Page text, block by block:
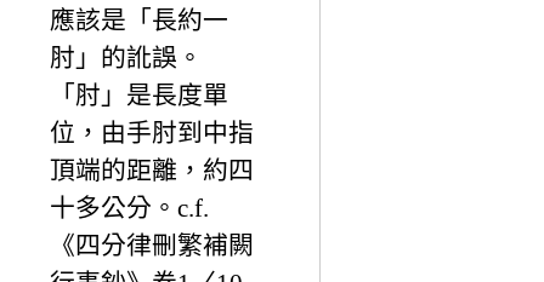
應該是「長約一
肘」的訛誤。
「肘」是長度單
位，由手肘到中指
頂端的距離，約四
十多公分。c.f.
《四分律刪繁補闕